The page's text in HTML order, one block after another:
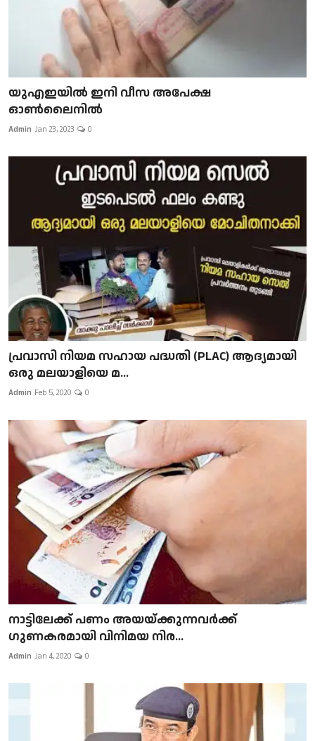
യുഎഇയിൽ ഇനി വീസ അപേക്ഷ
ഓൺലൈനിൽ
Admin Jan 23, 2023 0
പ്രവാസി നിയമ സഹായ പദ്ധതി (PLAC) ആദ്യമായി
ഒരു മലയാളിയെ മ...
Admin Feb 5, 2020 0
നാട്ടിലേക്ക് പണം അയയ്ക്കുന്നവർക്ക്
ഗുണകരമായി വിനിമയ നിര...
Admin Jan 4, 2020 0